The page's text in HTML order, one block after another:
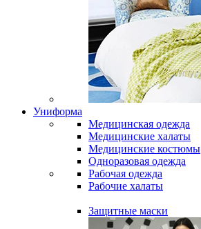
Униформа
Медицинская одежда
Медицинские халаты
Медицинские костюмы
Одноразовая одежда
Рабочая одежда
Рабочие халаты
Защитные маски